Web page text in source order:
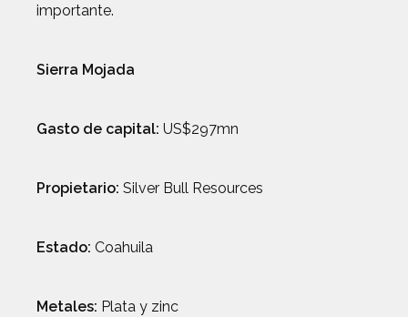
importante.
Sierra Mojada
Gasto de capital: US$297mn
Propietario: Silver Bull Resources
Estado: Coahuila
Metales: Plata y zinc